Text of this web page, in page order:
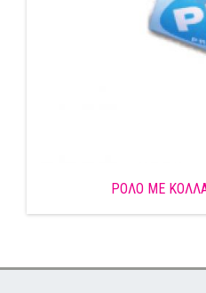
ΡΟΛΟ ΜΕ